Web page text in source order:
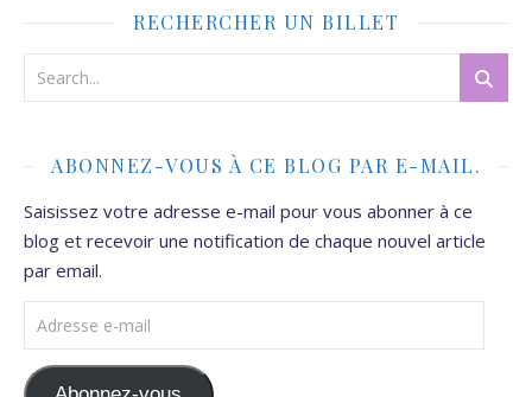
RECHERCHER UN BILLET
ABONNEZ-VOUS À CE BLOG PAR E-MAIL.
Saisissez votre adresse e-mail pour vous abonner à ce
blog et recevoir une notification de chaque nouvel article
par email.
Adresse e-mail